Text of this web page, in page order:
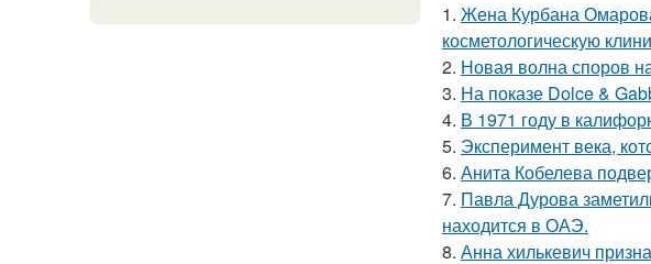
1. Жена Курбана
косметологическую
2. Новая волна споров
3. На показе Dolce &
4. В 1971 году в
5. Эксперимент века,
6. Анита Кобелева
7. Павла Дурова
находится в ОАЭ.
8. Анна хилькевич